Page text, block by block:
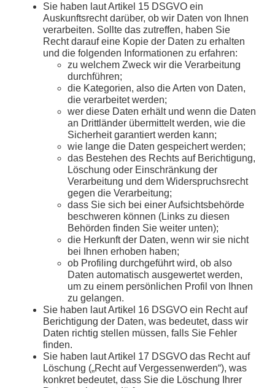
Sie haben laut Artikel 15 DSGVO ein
Auskunftsrecht darüber, ob wir Daten von Ihnen
verarbeiten. Sollte das zutreffen, haben Sie
Recht darauf eine Kopie der Daten zu erhalten
und die folgenden Informationen zu erfahren:
zu welchem Zweck wir die Verarbeitung
durchführen;
die Kategorien, also die Arten von Daten,
die verarbeitet werden;
wer diese Daten erhält und wenn die Daten
an Drittländer übermittelt werden, wie die
Sicherheit garantiert werden kann;
wie lange die Daten gespeichert werden;
das Bestehen des Rechts auf Berichtigung,
Löschung oder Einschränkung der
Verarbeitung und dem Widerspruchsrecht
gegen die Verarbeitung;
dass Sie sich bei einer Aufsichtsbehörde
beschweren können (Links zu diesen
Behörden finden Sie weiter unten);
die Herkunft der Daten, wenn wir sie nicht
bei Ihnen erhoben haben;
ob Profiling durchgeführt wird, ob also
Daten automatisch ausgewertet werden,
um zu einem persönlichen Profil von Ihnen
zu gelangen.
Sie haben laut Artikel 16 DSGVO ein Recht auf
Berichtigung der Daten, was bedeutet, dass wir
Daten richtig stellen müssen, falls Sie Fehler
finden.
Sie haben laut Artikel 17 DSGVO das Recht auf
Löschung („Recht auf Vergessenwerden“), was
konkret bedeutet, dass Sie die Löschung Ihrer